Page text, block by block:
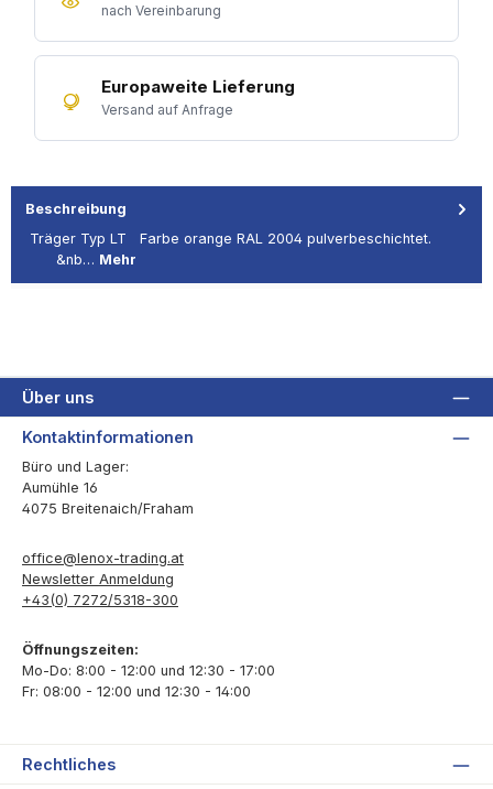
nach Vereinbarung
Europaweite Lieferung
Versand auf Anfrage
Beschreibung
Träger Typ LT Farbe orange RAL 2004 pulverbeschichtet.
&nb… Mehr
Über uns
Kontaktinformationen
Büro und Lager:
Aumühle 16
4075 Breitenaich/Fraham
office@lenox-trading.at
Newsletter Anmeldung
+43(0) 7272/5318-300
Öffnungszeiten:
Mo-Do: 8:00 - 12:00 und 12:30 - 17:00
Fr: 08:00 - 12:00 und 12:30 - 14:00
Rechtliches